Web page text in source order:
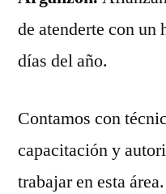
de atenderte con
días del año.
Contamos con
capacitación y
trabajar en esta